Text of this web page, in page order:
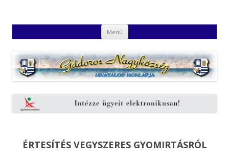
Honlapja
Menü Kilépés
a
ÉRTESÍTÉS VEGYSZERES GYOMIRTÁSRÓL